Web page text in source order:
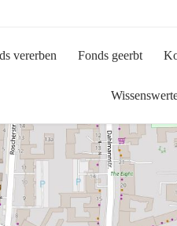
vererben Fonds geerbt